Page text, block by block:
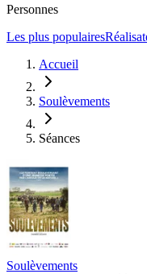
Personnes
Les plus populaires
Accueil
Soulèvements
Séances
Soulèvements